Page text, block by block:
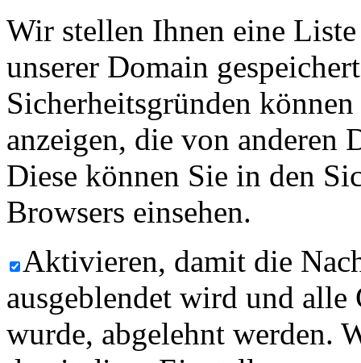
Wir stellen Ihnen eine
unserer Domain
Sicherheitsgründen
anzeigen, die von anderen
Diese können Sie in den
Browsers einsehen.
Aktivieren, damit die
ausgeblendet wird und
wurde, abgelehnt werden.